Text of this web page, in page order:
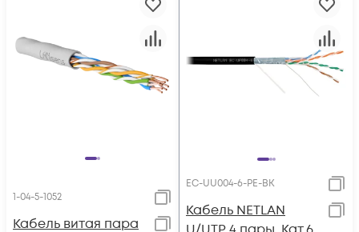
1-04-5-1052
Кабель витая пара
EC-UU004-6-PE-BK
Кабель NETLAN